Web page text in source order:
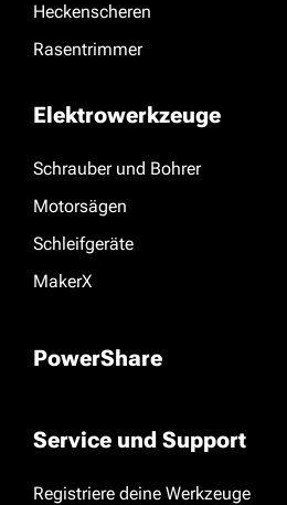
Heckenscheren
Rasentrimmer
Elektrowerkzeuge
Schrauber und Bohrer
Motorsägen
Schleifgeräte
MakerX
PowerShare
Service und Support
Registriere deine Werkzeuge